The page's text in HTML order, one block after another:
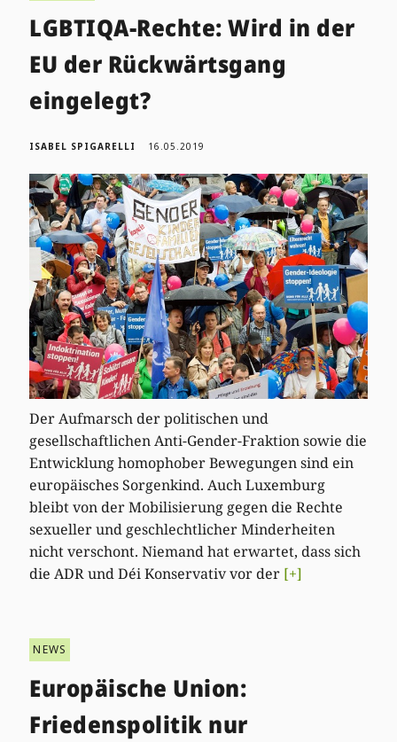
LGBTIQA-Rechte: Wird in der
EU der Rückwärtsgang
eingelegt?
ISABEL SPIGARELLI 16.05.2019
Der Aufmarsch der politischen und
gesellschaftlichen Anti-Gender-Fraktion sowie die
Entwicklung homophober Bewegungen sind ein
europäisches Sorgenkind. Auch Luxemburg
bleibt von der Mobilisierung gegen die Rechte
sexueller und geschlechtlicher Minderheiten
nicht verschont. Niemand hat erwartet, dass sich
die ADR und Déi Konservativ vor der [+]
NEWS
Europäische Union:
Friedenspolitik nur